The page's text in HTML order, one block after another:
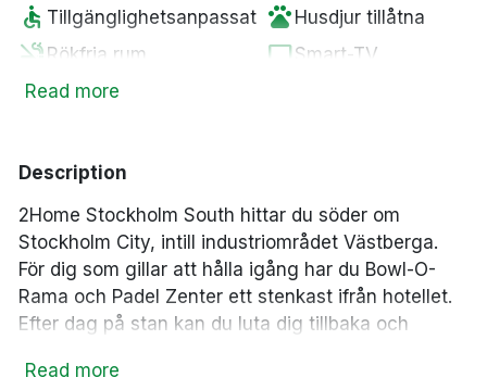
accessible Tillgänglighetsanpassat pets Husdjur tillåtna
smoke_free Rökfria rum tvSmart-TV
saunaBastu
Read more
Description
2Home Stockholm South hittar du söder om
Stockholm City, intill industriområdet Västberga.
För dig som gillar att hålla igång har du Bowl-O-
Rama och Padel Zenter ett stenkast ifrån hotellet.
Efter dag på stan kan du luta dig tillbaka och
ensam eller med familjen är 2Home Stockholm
Read more